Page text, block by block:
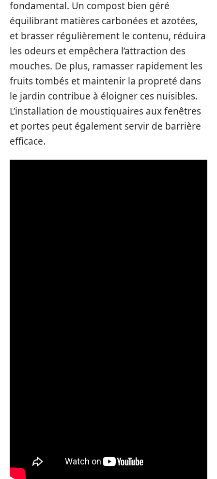
fondamental. Un compost bien géré
équilibrant matières carbonées et azotées,
et brasser régulièrement le contenu, réduira
les odeurs et empêchera l’attraction des
mouches. De plus, ramasser rapidement les
fruits tombés et maintenir la propreté dans
le jardin contribue à éloigner ces nuisibles.
L’installation de moustiquaires aux fenêtres
et portes peut également servir de barrière
efficace.